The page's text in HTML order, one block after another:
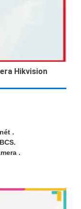
Hikvision
.
.